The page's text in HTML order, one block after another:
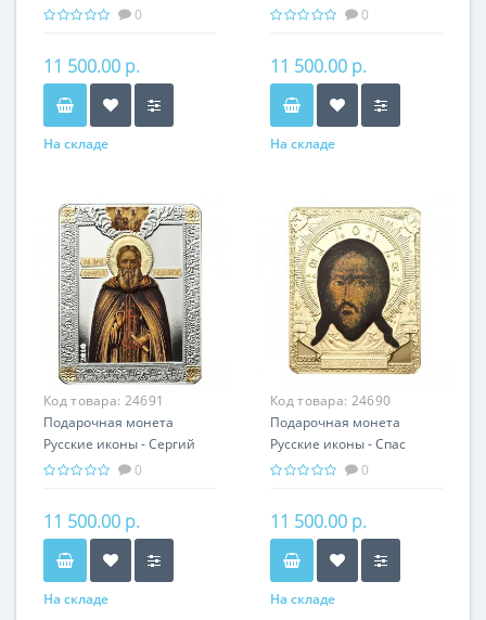
Троица серебро 25.00 гр -
0
11 500.00 р.
На складе
Семистрельная серебро
подарок
0
11 500.00 р.
На складе
Код товара: 24691
Подарочная монета
Русские иконы - Сергий
Радонежский серебро
подарок
0
11 500.00 р.
На складе
Код товара: 24690
Подарочная монета
Русские иконы - Спас
Нерукотворный серебро
подарок
0
11 500.00 р.
На складе